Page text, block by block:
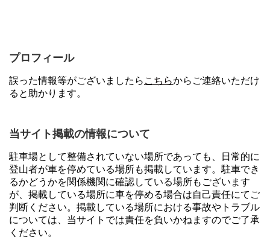
プロフィール
誤った情報等がございましたら こちらからご連絡いただけ
ると助かります。
当サイト掲載の情報について
駐車場として整備されていない場所であっても、日常的に
登山者が車を停めている場所も掲載しています。駐車でき
るかどうかを関係機関に確認している場所もございます
が、掲載している場所に車を停める場合は自己責任にてご
判断ください。掲載している場所における事故やトラブル
については、当サイトでは責任を負いかねますのでご了承
ください。